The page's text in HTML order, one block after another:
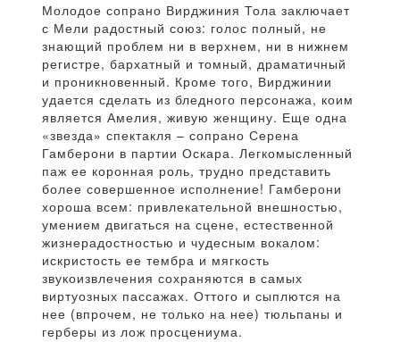
Молодое сопрано Вирджиния Тола заключает
с Мели радостный союз: голос полный, не
знающий проблем ни в верхнем, ни в нижнем
регистре, бархатный и томный, драматичный
и проникновенный. Кроме того, Вирджинии
удается сделать из бледного персонажа, коим
является Амелия, живую женщину. Еще одна
«звезда» спектакля – сопрано Серена
Гамберони в партии Оскара. Легкомысленный
паж ее коронная роль, трудно представить
более совершенное исполнение! Гамберони
хороша всем: привлекательной внешностью,
умением двигаться на сцене, естественной
жизнерадостностью и чудесным вокалом:
искристость ее тембра и мягкость
звукоизвлечения сохраняются в самых
виртуозных пассажах. Оттого и сыплются на
нее (впрочем, не только на нее) тюльпаны и
герберы из лож просцениума.